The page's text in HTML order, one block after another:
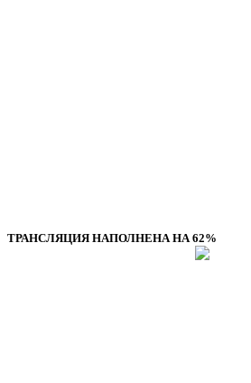
ТРАНСЛЯЦИЯ НАПОЛНЕНА НА 62%